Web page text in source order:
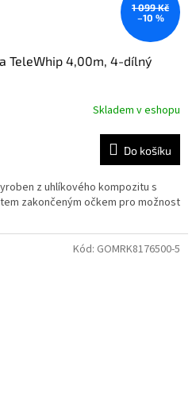
1 099 Kč
–10 %
TeleWhip 4,00m, 4-dílný
Skladem v eshopu
Do košíku
z uhlíkového kompozitu s
zakončeným očkem pro možnost
Kód: GOMRK8176500-5